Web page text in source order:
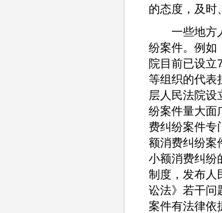
的态度，及时
一些地方人
纷案件。例如
院目前已设立
等组织的代表
层人民法院设
纷案件量大面
费纠纷案件专
额消费纠纷案
小额消费纠纷
制度，发布人
讼法》若干问
案件有法律依